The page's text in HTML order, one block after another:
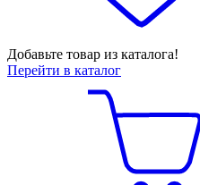
Добавьте товар из каталога!
Перейти в каталог